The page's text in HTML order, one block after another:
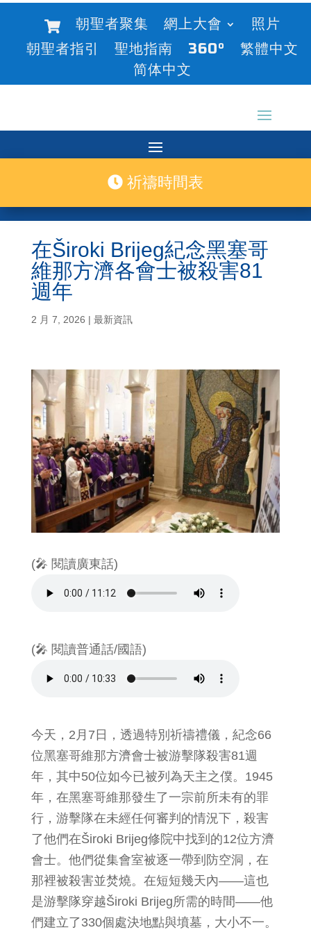
朝聖者聚集 網上大會
照片
朝聖者指引
聖地指南 360°
繁體中文
简体中文
祈禱時間表
在Široki Brijeg紀念黑塞哥
維那方濟各會士被殺害81
週年
2 月 7, 2026 | 最新資訊
(🎤 閱讀廣東話)
(🎤 閱讀普通話/國語)
今天，2月7日，透過特別祈禱禮儀，紀念66
位黑塞哥維那方濟會士被游擊隊殺害81週
年，其中50位如今已被列為天主之僕。1945
年，在黑塞哥維那發生了一宗前所未有的罪
行，游擊隊在未經任何審判的情況下，殺害
了他們在Široki Brijeg修院中找到的12位方濟
會士。他們從集會室被逐一帶到防空洞，在
那裡被殺害並焚燒。在短短幾天內——這也
是游擊隊穿越Široki Brijeg所需的時間——他
們建立了330個處決地點與墳墓，大小不一。